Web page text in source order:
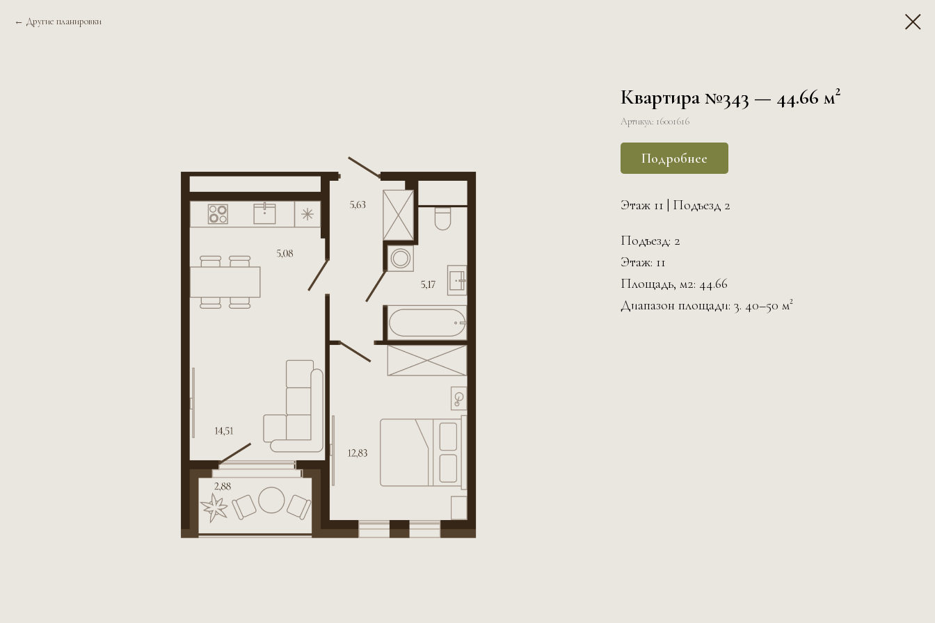
Другие планировки
Квартира №343 — 44.66 м²
Артикул: 16001616
Подробнее
Этаж 11 | Подъезд 2
Подъезд: 2
Этаж: 11
Площадь, м2: 44.66
Диапазон площади: 3. 40–50 м²